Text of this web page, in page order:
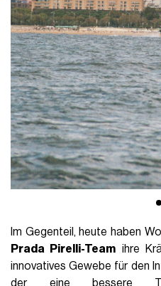
Im Gegenteil, heute haben
Prada
Pirelli-Team ihre
innovatives Gewebe für den
der eine bessere